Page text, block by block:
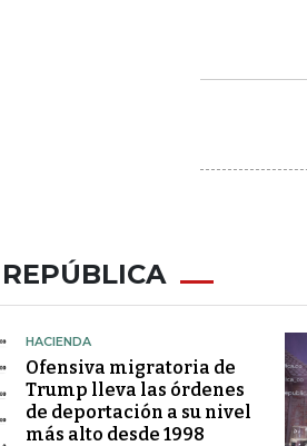
HACIENDA
Ofensiva migratoria de
Trump lleva las órdenes
de deportación a su nivel
más alto desde 1998